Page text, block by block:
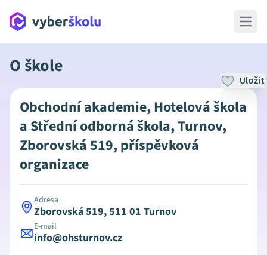
Open
O škole
Uložit
Obchodní akademie, Hotelová škola
a Střední odborná škola, Turnov,
Zborovská 519, příspěvková
organizace
Adresa
Zborovská 519, 511 01 Turnov
E-mail
info@ohsturnov.cz